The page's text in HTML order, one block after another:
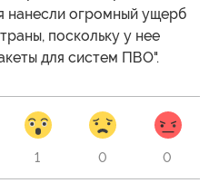
нанесли огромный ущерб
поскольку у нее
для систем ПВО".
1 0 0